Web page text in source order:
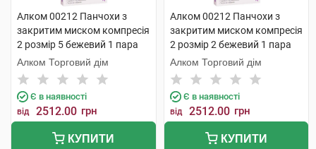
Алком 00212 Панчохи з
закритим миском компресія
2 розмір 5 бежевий 1 пара
Алком Торговий дім
Є в наявності
від 2512.00 грн
КУПИТИ
Алком 00212 Панчохи з
закритим миском компресія
2 розмір 2 бежевий 1 пара
Алком Торговий дім
Є в наявності
від 2512.00 грн
КУПИТИ